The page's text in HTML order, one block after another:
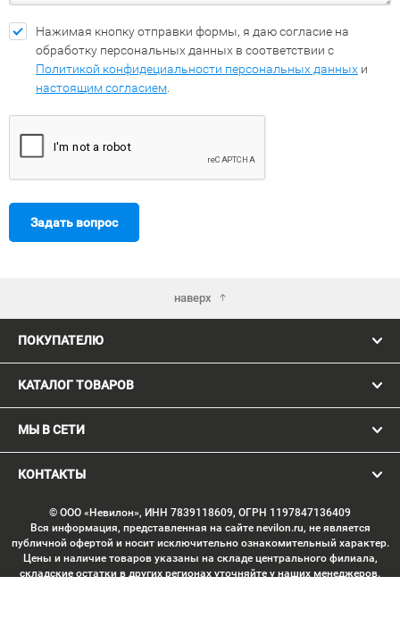
Нажимая кнопку отправки формы, я даю согласие на
обработку персональных данных в соответствии с
Политикой конфидециальности персональных данных и
настоящим согласием
Задать вопрос
наверх
ПОКУПАТЕЛЮ
КАТАЛОГ ТОВАРОВ
МЫ В СЕТИ
КОНТАКТЫ
© ООО «Невилон», ИНН 7839118609, ОГРН 1197847136409
Вся информация, представленная на сайте nevilon.ru, не является
публичной офертой и носит исключительно ознакомительный характер.
Цены и наличие товаров указаны на складе центрального филиала,
складские остатки в других регионах уточняйте у наших менеджеров.